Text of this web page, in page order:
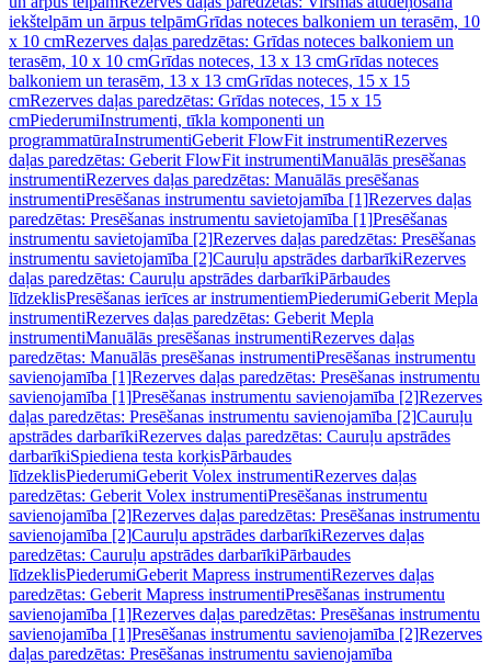
iekštelpām un ārpus telpāmGrīdas noteces balkoniem un terasēm, 10
x 10 cmRezerves daļas paredzētas: Grīdas noteces balkoniem un
terasēm, 10 x 10 cmGrīdas noteces, 13 x 13 cmGrīdas noteces
balkoniem un terasēm, 13 x 13 cmGrīdas noteces, 15 x 15
cmRezerves daļas paredzētas: Grīdas noteces, 15 x 15
cmPiederumiInstrumenti, tīkla komponenti un
programmatūraInstrumentiGeberit FlowFit instrumentiRezerves
daļas paredzētas: Geberit FlowFit instrumentiManuālās presēšanas
instrumentiRezerves daļas paredzētas: Manuālās presēšanas
instrumentiPresēšanas instrumentu savietojamība [1]Rezerves daļas
paredzētas: Presēšanas instrumentu savietojamība [1]Presēšanas
instrumentu savietojamība [2]Rezerves daļas paredzētas: Presēšanas
instrumentu savietojamība [2]Cauruļu apstrādes darbarīkiRezerves
daļas paredzētas: Cauruļu apstrādes darbarīkiPārbaudes
līdzeklisPresēšanas ierīces ar instrumentiemPiederumiGeberit Mepla
instrumentiRezerves daļas paredzētas: Geberit Mepla
instrumentiManuālās presēšanas instrumentiRezerves daļas
paredzētas: Manuālās presēšanas instrumentiPresēšanas instrumentu
savienojamība [1]Rezerves daļas paredzētas: Presēšanas instrumentu
savienojamība [1]Presēšanas instrumentu savienojamība [2]Rezerves
daļas paredzētas: Presēšanas instrumentu savienojamība [2]Cauruļu
apstrādes darbarīkiRezerves daļas paredzētas: Cauruļu apstrādes
darbarīkiSpiediena testa korķisPārbaudes
līdzeklisPiederumiGeberit Volex instrumentiRezerves daļas
paredzētas: Geberit Volex instrumentiPresēšanas instrumentu
savienojamība [2]Rezerves daļas paredzētas: Presēšanas instrumentu
savienojamība [2]Cauruļu apstrādes darbarīkiRezerves daļas
paredzētas: Cauruļu apstrādes darbarīkiPārbaudes
līdzeklisPiederumiGeberit Mapress instrumentiRezerves daļas
paredzētas: Geberit Mapress instrumentiPresēšanas instrumentu
savienojamība [1]Rezerves daļas paredzētas: Presēšanas instrumentu
savienojamība [1]Presēšanas instrumentu savienojamība [2]Rezerves
daļas paredzētas: Presēšanas instrumentu savienojamība